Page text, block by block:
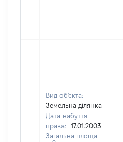
Вид об'єкта:
Земельна ділянка
Дата набуття
права:
17.01.2003
Загальна площа